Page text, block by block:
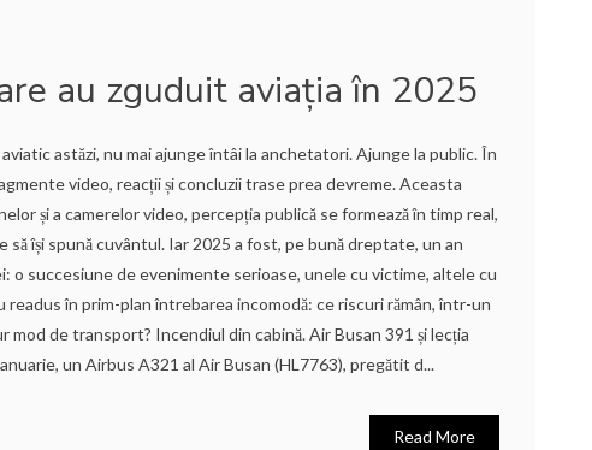
au zguduit aviația în 2025
astăzi, nu mai ajunge întâi la anchetatori. Ajunge la public. În
video, reacții și concluzii trase prea devreme. Aceasta
și a camerelor video, percepția publică se formează în timp real,
își spună cuvântul. Iar 2025 a fost, pe bună dreptate, un an
o succesiune de evenimente serioase, unele cu victime, altele cu
readus în prim-plan întrebarea incomodă: ce riscuri rămân, într-un
mod de transport? Incendiul din cabină. Air Busan 391 și lecția
un Airbus A321 al Air Busan (HL7763), pregătit d...
Read More